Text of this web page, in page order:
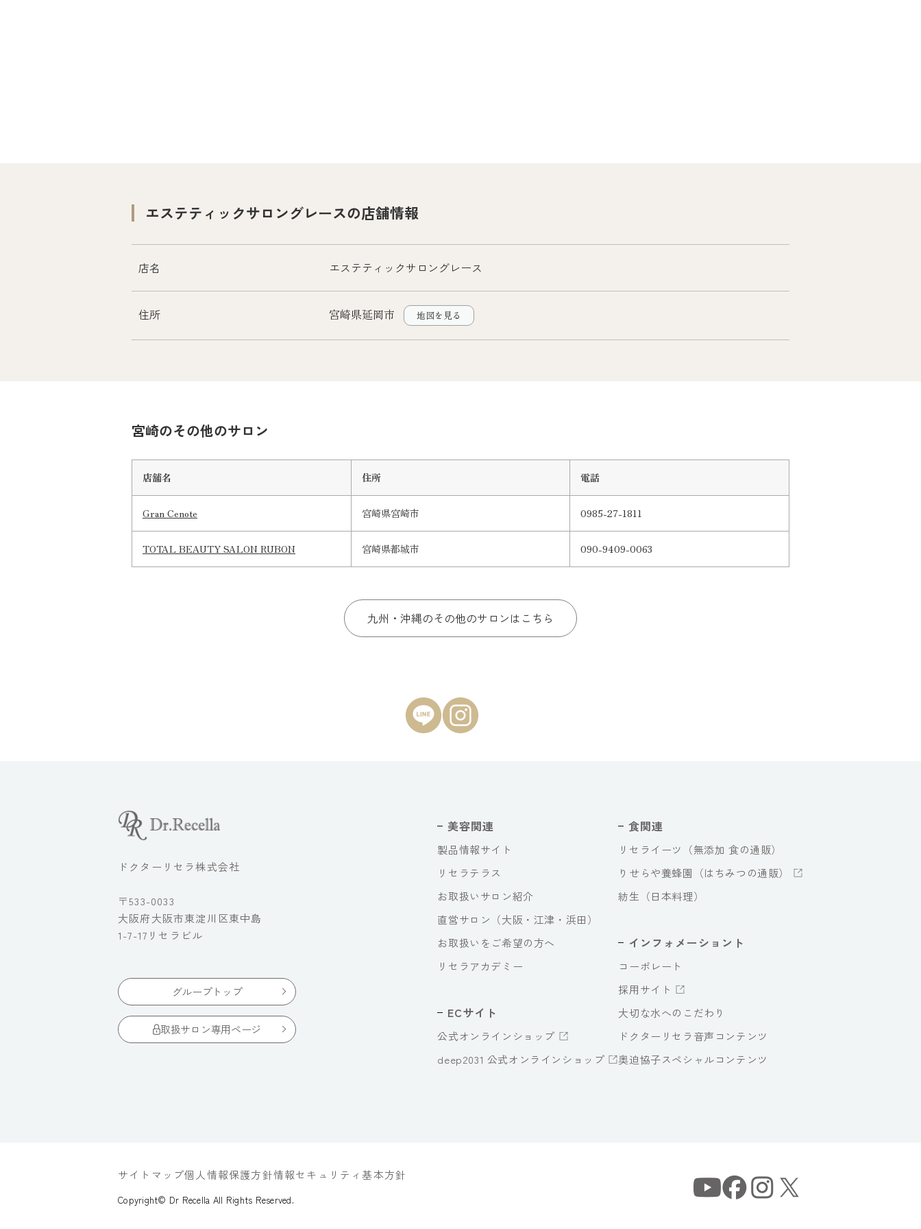
エステティックサロングレースの店舗情報
店名 エステティックサロングレース
住所 宮崎県延岡市 地図を見る
宮崎のその他のサロン
店舗名 住所 電話
Gran Cenote 宮崎県宮崎市 0985-27-1811
TOTAL BEAUTY SALON RUBON 宮崎県都城市 090-9409-0063
九州・沖縄のその他のサロンはこちら
ドクターリセラ株式会社
〒533-0033
大阪府大阪市東淀川区東中島
1-7-17リセラビル
グループトップ
取扱サロン専用ページ
美容関連
製品情報サイト
リセラテラス
お取扱いサロン紹介
直営サロン（大阪・江津・浜田）
お取扱いをご希望の方へ
リセラアカデミー
ECサイト
公式オンラインショップ
deep2031 公式オンラインショップ
食関連
リセライーツ（無添加 食の通販）
りせらや養蜂園（はちみつの通販）
紡生（日本料理）
インフォメーショント
コーポレート
採用サイト
大切な水へのこだわり
ドクターリセラ音声コンテンツ
奥迫協子スペシャルコンテンツ
サイトマップ個人情報保護方針情報セキュリティ基本方針
Copyright© Dr Recella All Rights Reserved.